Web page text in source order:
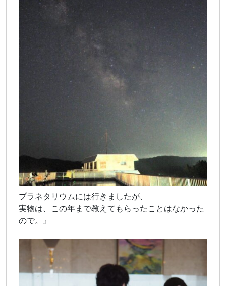
プラネタリウムには行きましたが、
実物は、この年まで教えてもらったことはなかった
ので。』